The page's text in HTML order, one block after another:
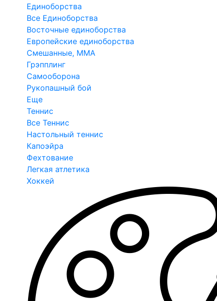
Единоборства
Все Единоборства
Восточные единоборства
Европейские единоборства
Смешанные, ММА
Грэпплинг
Самооборона
Рукопашный бой
Еще
Теннис
Все Теннис
Настольный теннис
Капоэйра
Фехтование
Легкая атлетика
Хоккей